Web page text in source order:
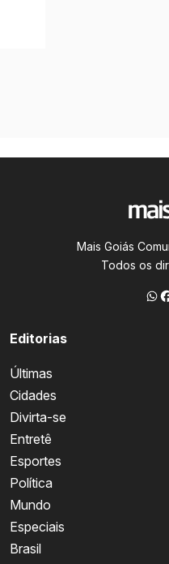
Mais Goiás
Todos os
Editorias
Últimas
Cidades
Divirta-se
Entretê
Esportes
Política
Mundo
Especiais
Brasil